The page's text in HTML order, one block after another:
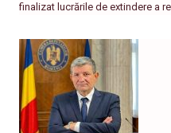
finalizat lucrările de extindere a